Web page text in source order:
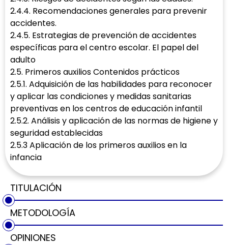
2.4.4. Recomendaciones generales para prevenir
accidentes.
2.4.5. Estrategias de prevención de accidentes
específicas para el centro escolar. El papel del
adulto
2.5. Primeros auxilios Contenidos prácticos
2.5.1. Adquisición de las habilidades para reconocer
y aplicar las condiciones y medidas sanitarias
preventivas en los centros de educación infantil
2.5.2. Análisis y aplicación de las normas de higiene y
seguridad establecidas
2.5.3 Aplicación de los primeros auxilios en la
infancia
TITULACIÓN
METODOLOGÍA
OPINIONES